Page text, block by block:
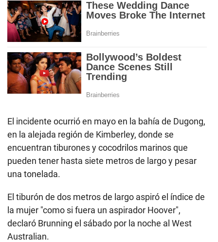
El incidente ocurrió en mayo en la bahía de Dugong,
en la alejada región de Kimberley, donde se
encuentran tiburones y cocodrilos marinos que
pueden tener hasta siete metros de largo y pesar
una tonelada.
El tiburón de dos metros de largo aspiró el índice de
la mujer "como si fuera un aspirador Hoover",
declaró Brunning el sábado por la noche al West
Australian.